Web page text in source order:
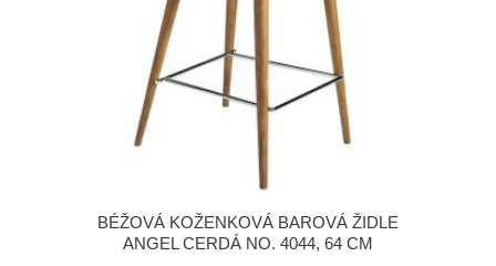
BÉŽOVÁ KOŽENKOVÁ BAROVÁ ŽIDLE
ANGEL CERDÁ NO. 4044, 64 CM